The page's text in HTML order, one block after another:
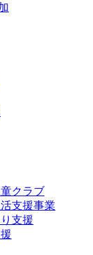
クラブ
支援事業
支援